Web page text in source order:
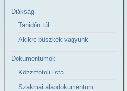
Diákság
Tanidőn túl
Akikre büszkék vagyunk
Dokumentumok
Közzétételi lista
Szakmai alapdokumentum